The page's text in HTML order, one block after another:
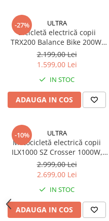
Adezivi & pastă
Rulouri de nichel
Tuburi termocontractabile
Șuruburi / kituri prindere
-27% ULTRA
Bicicletă electrică copii
TRX200 Balance Bike 200W,
18km/h, baterie 2.6Ah
detașabilă, roți 12”,
autonomie 6km, 2 viteze, 45kg
2.199,00 Lei
1.599,00 Lei
IN STOC
ADAUGA IN COS
-10% ULTRA
Motocicletă electrică copii
ILX1000 SZ Crosser 1000W,
30km/h, baterie 12Ah
detașabilă, roți 10”,
autonomie 15km, 36V
Brushless, 65kg
2.999,00 Lei
2.699,00 Lei
IN STOC
ADAUGA IN COS